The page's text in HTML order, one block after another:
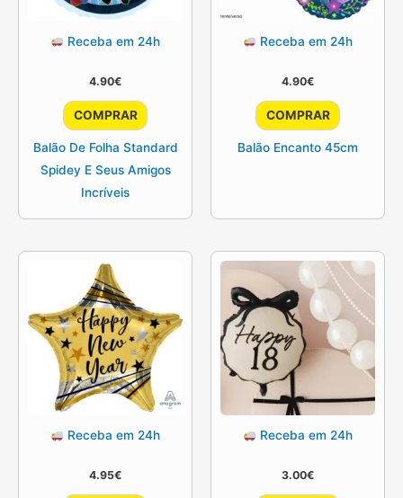
Receba em 24h
4.90€
COMPRAR
Balão De Folha Standard
Spidey E Seus Amigos
Incríveis
Receba em 24h
4.90€
COMPRAR
Balão Encanto 45cm
Receba em 24h
4.95€
Receba em 24h
3.00€